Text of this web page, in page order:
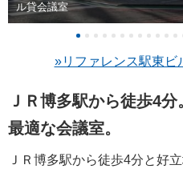
ル貸会議室
»リファレンス駅東ビ
ＪＲ博多駅から徒歩4
最適な会議室。
ＪＲ博多駅から徒歩4分と好